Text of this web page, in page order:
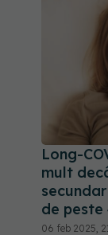
Long-
mult
de peste
06 feb 2025,